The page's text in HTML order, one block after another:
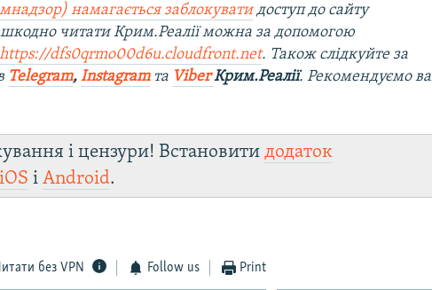
намагається заблокуватидоступ до сайту
читати Крим.Реалії можна за допомогою
https://dfs0qrmo00d6u.cloudfront.net. Також слідкуйте за
Telegram,Instagramта ViberКрим.Реалії. Рекомендуємо
і цензури! Встановитидодаток
iOS іAndroid.
без VPN Follow us Print